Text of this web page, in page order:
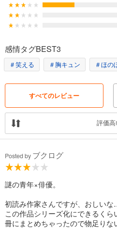
感情タグBEST3
＃笑える ＃胸キュン ＃ほの
すべてのレビュー
評価
Posted by ブクログ
謎の青年×俳優。
初読み作家さんですが、おしいな
この作品シリーズ化にできるく
冊にまとめちゃったので物足りな